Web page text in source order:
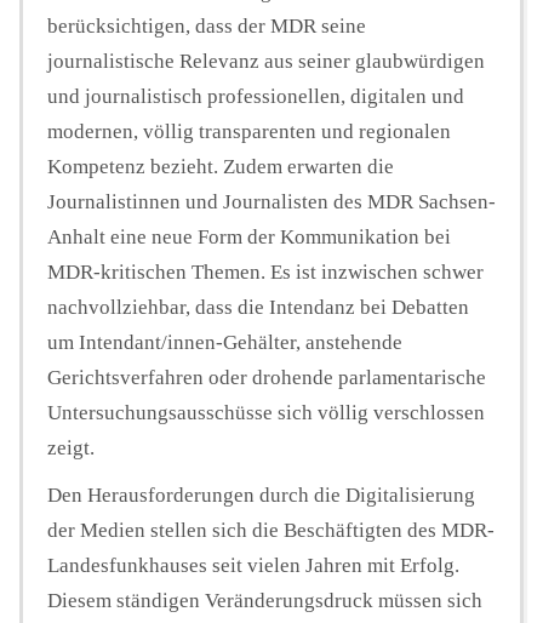
berücksichtigen, dass der MDR seine
journalistische Relevanz aus seiner glaubwürdigen
und journalistisch professionellen, digitalen und
modernen, völlig transparenten und regionalen
Kompetenz bezieht. Zudem erwarten die
Journalistinnen und Journalisten des MDR Sachsen-
Anhalt eine neue Form der Kommunikation bei
MDR-kritischen Themen. Es ist inzwischen schwer
nachvollziehbar, dass die Intendanz bei Debatten
um Intendant/innen-Gehälter, anstehende
Gerichtsverfahren oder drohende parlamentarische
Untersuchungsausschüsse sich völlig verschlossen
zeigt.
Den Herausforderungen durch die Digitalisierung
der Medien stellen sich die Beschäftigten des MDR-
Landesfunkhauses seit vielen Jahren mit Erfolg.
Diesem ständigen Veränderungsdruck müssen sich